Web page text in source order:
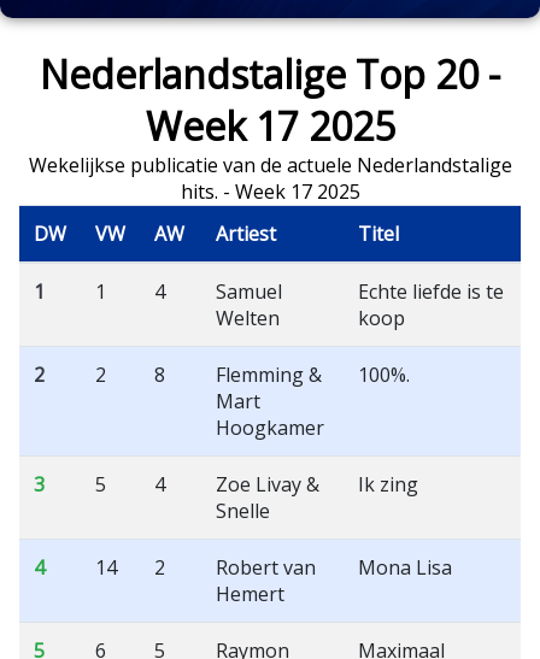
Nederlandstalige Top 20 -
Week 17 2025
Wekelijkse publicatie van de actuele Nederlandstalige
hits. - Week 17 2025
DW
VW AW Artiest Titel
1 1 4
Samuel
Welten
Echte liefde is te
koop
2 2 8
Flemming &
Mart
Hoogkamer
100%.
3 5 4
Zoe Livay &
Snelle
Ik zing
4 14 2
Robert van
Hemert
Mona Lisa
5 6 5
Raymon
Maximaal